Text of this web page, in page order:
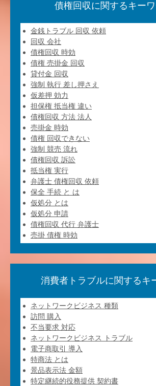
債権回収に関するキー
金銭トラブル 回収 依頼
回収 会社
債権回収 時効
債権 売掛金 回収
貸付金 回収
強制 執行 差し押さえ
仮差押 効力
担保権 抵当権 違い
債権回収 方法 法人
売掛金 時効
債権 回収できない
強制 競売 流れ
債権回収 訴訟
抵当権 実行
弁護士 債権回収 依頼
保全 手続 と は
仮処分 とは
仮処分 申請
債権回収 代行 弁護士
売掛 債権 時効
消費者トラブルに関するキ
ネットワークビジネス 種類
訪問 購入
不当要求 対応
ネットワークビジネス トラブル
電子商取引 導入
特商法 とは
景品表示法 金額
特定継続的役務提供 契約書